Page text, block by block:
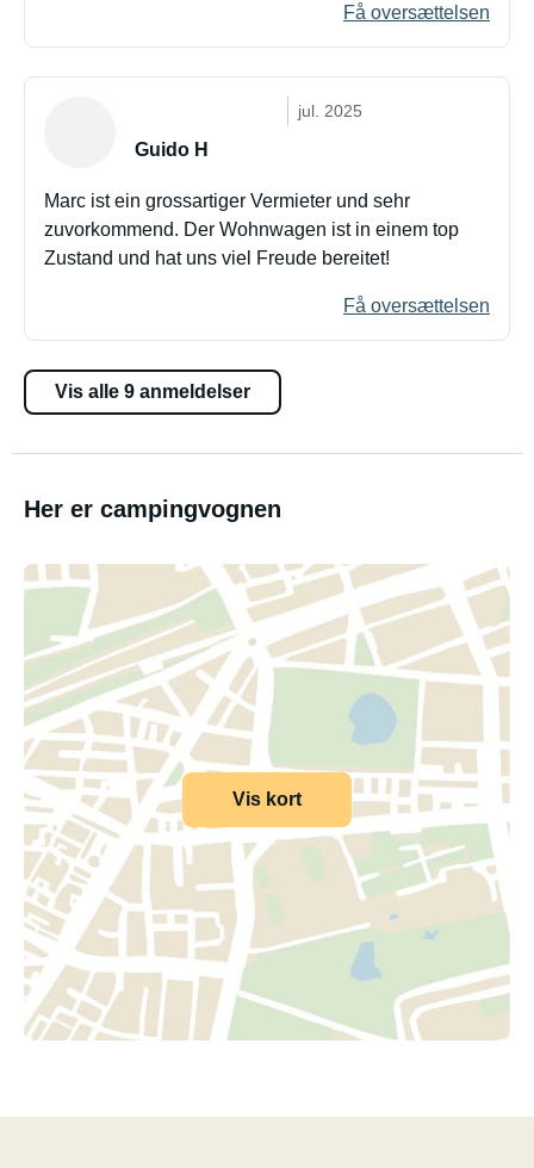
Få oversættelsen
jul. 2025
Guido H
Marc ist ein grossartiger Vermieter und sehr
zuvorkommend. Der Wohnwagen ist in einem top
Zustand und hat uns viel Freude bereitet!
Få oversættelsen
Vis alle 9 anmeldelser
Her er campingvognen
Vis kort